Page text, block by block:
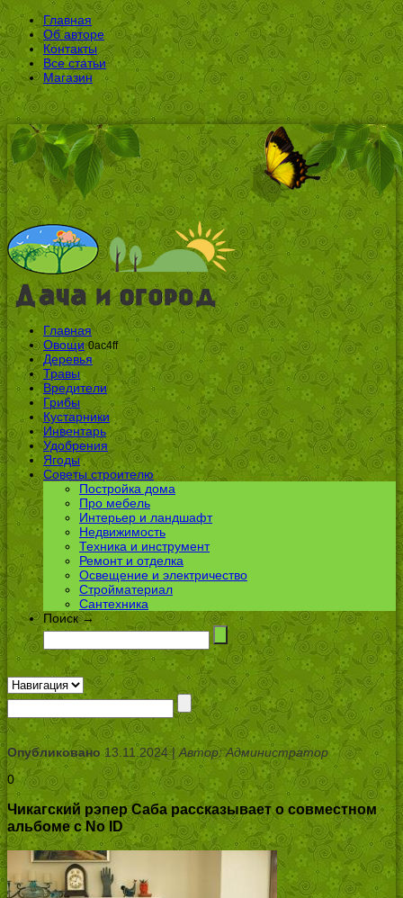
Главная
Об авторе
Контакты
Все статьи
Магазин
Главная
Овощи 0ac4ff
Деревья
Травы
Вредители
Грибы
Кустарники
Инвентарь
Удобрения
Ягоды
Советы строителю
Постройка дома
Про мебель
Интерьер и ландшафт
Недвижимость
Техника и инструмент
Ремонт и отделка
Освещение и электричество
Стройматериал
Сантехника
Поиск →
Опубликовано13.11.2024 | Автор: Администратор
0
Чикагский рэпер Саба рассказывает о совместном
альбоме с No ID